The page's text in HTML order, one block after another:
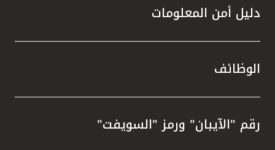
دليل أمن المعلومات
الوظائف
رقم "الآيبان" ورمز "السويفت"